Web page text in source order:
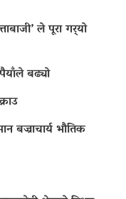
ले पूरा गर्‍यो
बढ्यो
बज्राचार्य भौतिक